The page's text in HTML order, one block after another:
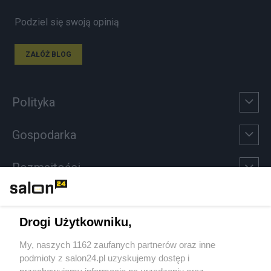
Podziel się swoją opinią
ZAŁÓŻ BLOG
Polityka
Gospodarka
Rozmaitości
Sport
Społeczeństwo
Drogi Użytkowniku,
My, naszych 1162 zaufanych partnerów oraz inne
podmioty z salon24.pl uzyskujemy dostęp i